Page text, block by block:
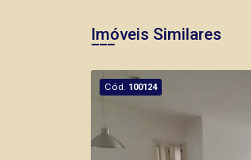
Imóveis Similares
Cód. 100124